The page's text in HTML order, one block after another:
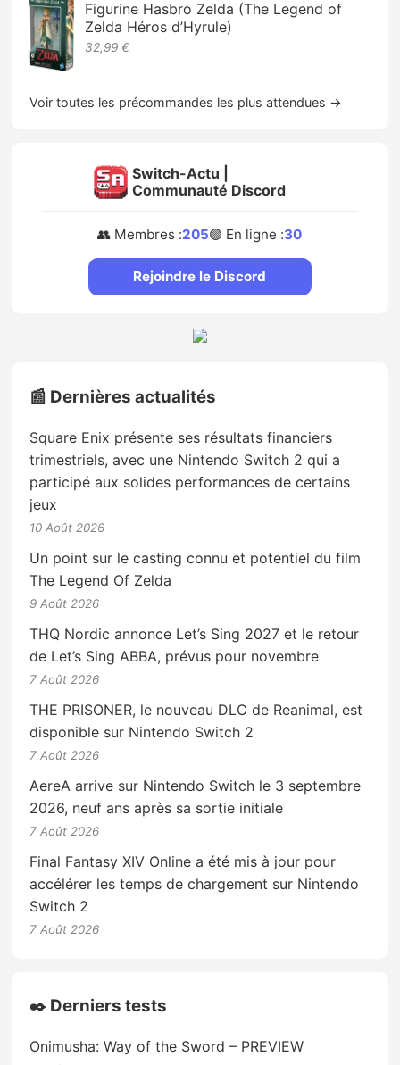
Figurine Hasbro Zelda (The Legend of
Zelda Héros d’Hyrule)
32,99 €
Voir toutes les précommandes les plus attendues →
Switch-Actu |
Communauté Discord
👥 Membres :205🟢 En ligne :30
Rejoindre le Discord
📰 Dernières actualités
Square Enix présente ses résultats financiers
trimestriels, avec une Nintendo Switch 2 qui a
participé aux solides performances de certains
jeux
10 Août 2026
Un point sur le casting connu et potentiel du film
The Legend Of Zelda
9 Août 2026
THQ Nordic annonce Let’s Sing 2027 et le retour
de Let’s Sing ABBA, prévus pour novembre
7 Août 2026
THE PRISONER, le nouveau DLC de Reanimal, est
disponible sur Nintendo Switch 2
7 Août 2026
AereA arrive sur Nintendo Switch le 3 septembre
2026, neuf ans après sa sortie initiale
7 Août 2026
Final Fantasy XIV Online a été mis à jour pour
accélérer les temps de chargement sur Nintendo
Switch 2
7 Août 2026
✒️ Derniers tests
Onimusha: Way of the Sword – PREVIEW